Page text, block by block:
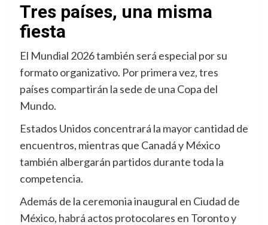
Tres países, una misma
fiesta
El Mundial 2026 también será especial por su
formato organizativo. Por primera vez, tres
países compartirán la sede de una Copa del
Mundo.
Estados Unidos concentrará la mayor cantidad de
encuentros, mientras que Canadá y México
también albergarán partidos durante toda la
competencia.
Además de la ceremonia inaugural en Ciudad de
México, habrá actos protocolares en Toronto y